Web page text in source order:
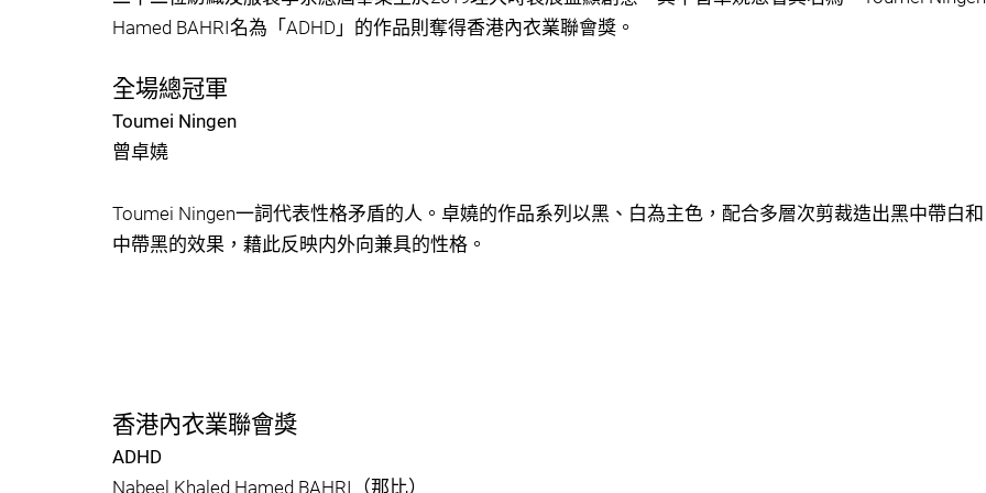
Hamed BAHRI名為「ADHD」的作品則奪得香港內衣業聯會獎。
全場總冠軍
Toumei Ningen
曾卓嬈
Toumei Ningen一詞代表性格矛盾的人。卓嬈的作品系列以黑、白為主色，配合多層次剪裁造出黑中帶白
中帶黑的效果，藉此反映内外向兼具的性格。
香港內衣業聯會獎
ADHD
Nabeel Khaled Hamed BAHRI（那比）